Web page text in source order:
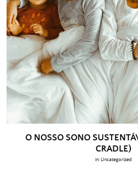
O NOSSO SONO
CRADLE)
in: Uncategorized